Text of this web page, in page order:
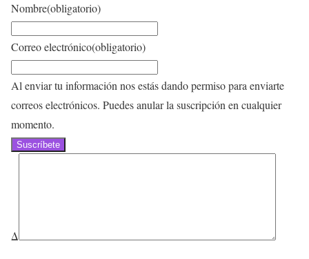
Nombre(obligatorio)
Correo electrónico(obligatorio)
Al enviar tu información nos estás dando permiso para enviarte
correos electrónicos. Puedes anular la suscripción en cualquier
momento.
Suscríbete
Δ